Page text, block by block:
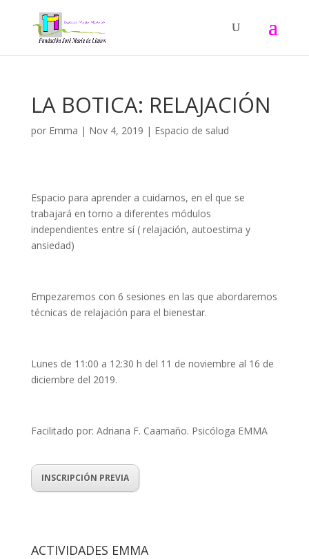
LA BOTICA: RELAJACIÓN
por Emma | Nov 4, 2019 | Espacio de salud
Espacio para aprender a cuidarnos, en el que se
trabajará en torno a diferentes módulos
independientes entre sí ( relajación, autoestima y
ansiedad)
Empezaremos con 6 sesiones en las que abordaremos
técnicas de relajación para el bienestar.
Lunes de 11:00 a 12:30 h del 11 de noviembre al 16 de
diciembre del 2019.
Facilitado por: Adriana F. Caamaño. Psicóloga EMMA
INSCRIPCIÓN PREVIA
ACTIVIDADES EMMA